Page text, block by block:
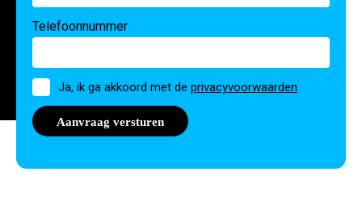
Telefoonnummer
Toestemming
Ja, ik ga akkoord met de privacyvoorwaarden